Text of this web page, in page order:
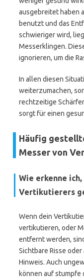
ausgebreitet haben
benutzt und das
schwieriger wird,
Messerklingen.
ignorieren, um die
In allen diesen
weiterzumachen,
rechtzeitige
sorgt für einen
Häufig
Messer von
Wie erkenne
Vertikutierers
Wenn dein
vertikutieren, oder
entfernt werden,
Sichtbare Risse
Hinweis. Auch
können auf stumpfe